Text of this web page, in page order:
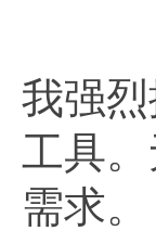
我强
工具
需求